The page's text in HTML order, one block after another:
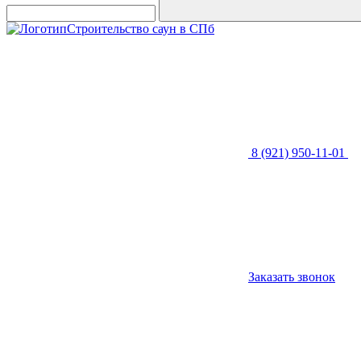
Строительство саун в СПб
8 (921) 950-11-01
Заказать звонок